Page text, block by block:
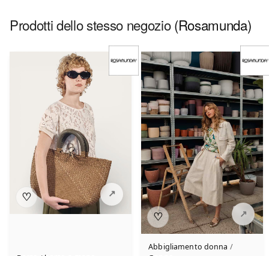
Prodotti dello stesso negozio(Rosamunda)
♡
♡
Abbigliamento donna /